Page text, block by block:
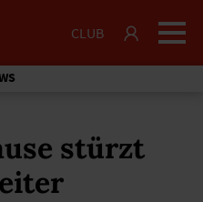
CLUB
stürzt